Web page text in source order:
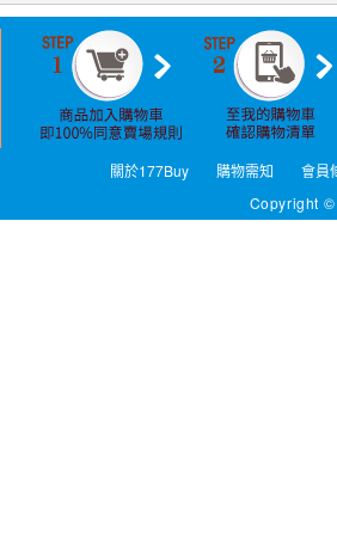
關於177Buy 購物需知
會員
Copyright